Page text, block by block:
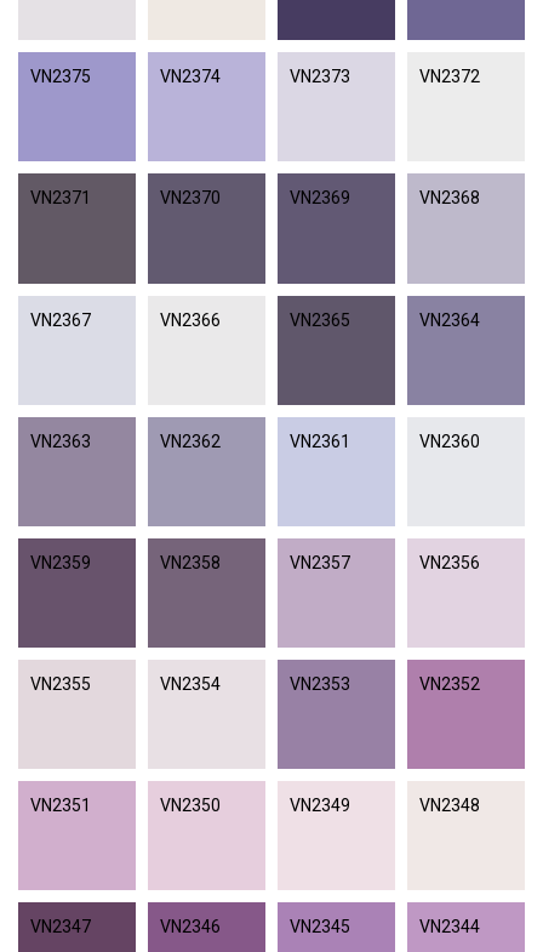
VN2375 VN2374 VN2373 VN2372
VN2371 VN2370 VN2369 VN2368
VN2367 VN2366 VN2365 VN2364
VN2363 VN2362 VN2361 VN2360
VN2359 VN2358 VN2357 VN2356
VN2355 VN2354 VN2353 VN2352
VN2351 VN2350 VN2349 VN2348
VN2347 VN2346 VN2345 VN2344